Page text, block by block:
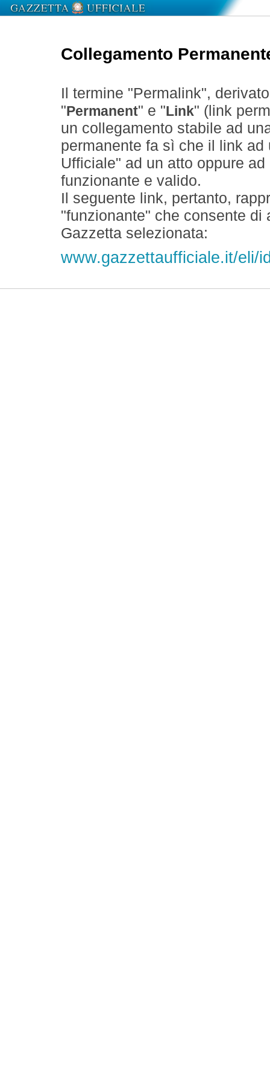
Collegamento
Il termine "Permalink",
" Permanent" e " Link" (link
un collegamento stabile ad
permanente fa sì che il link
Ufficiale" ad un atto oppure
funzionante e valido.
Il seguente link, pertanto,
"funzionante" che consente
Gazzetta selezionata:
www.gazzettaufficiale.it/eli/